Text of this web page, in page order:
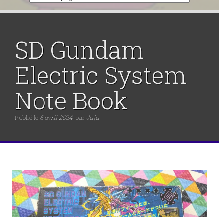
SD Gundam
Electric System
Note Book
Publié le 6 avril 2024 parJuju